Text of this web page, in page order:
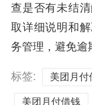
查是否有未结
取详细说明和
务管理，避免逾
标签: 美团月付
美团月付借钱